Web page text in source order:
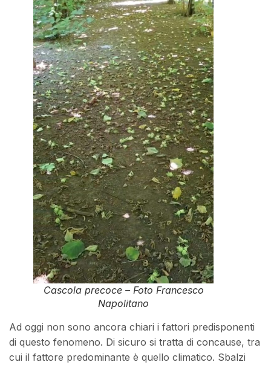
Cascola precoce – Foto Francesco
Napolitano
Ad oggi non sono ancora chiari i fattori predisponenti
di questo fenomeno. Di sicuro si tratta di concause, tra
cui il fattore predominante è quello climatico. Sbalzi